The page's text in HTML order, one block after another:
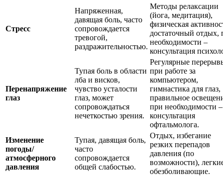
Стресс
Напряженная,
давящая боль, часто
сопровождается
тревогой,
раздражительностью.
Методы релаксации
(йога, медитация),
физическая
достаточный отдых,
необходимости –
консультация
Перенапряжение
глаз
Тупая боль в области
лба и висков,
чувство усталости
глаз, может
сопровождаться
нечеткостью зрения.
Регулярные
при работе за
компьютером,
гимнастика для глаз,
правильное
при необходимости –
консультация
офтальмолога.
Изменение
погоды/
атмосферного
давления
Тупая, давящая боль,
часто
сопровождается
общей слабостью.
Отдых, избегание
резких перепадов
давления (по
возможности),
обезболивающие.